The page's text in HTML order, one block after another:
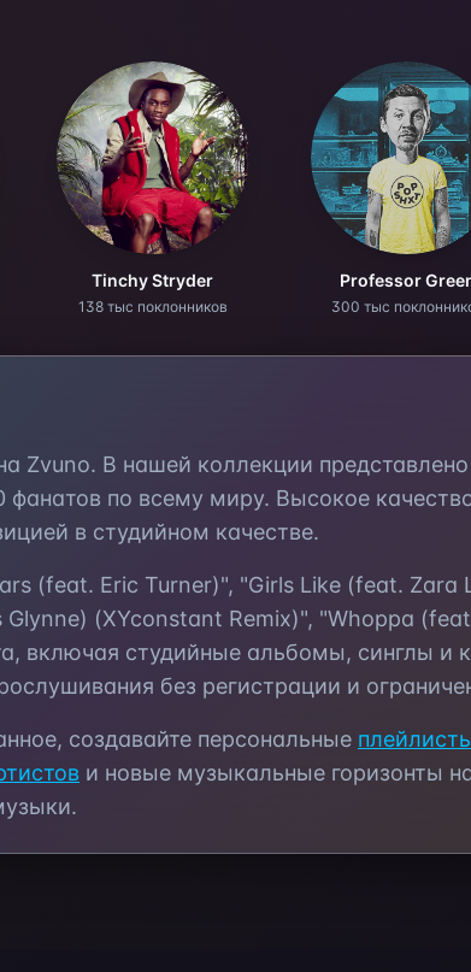
Tinchy Stryder
138 тыс поклонников
Professor
300 тыс
Zvuno. В нашей коллекции представлено
фанатов по всему миру. Высокое
в студийном качестве.
(feat. Eric Turner)", "Girls Like (feat. Zara
(XYconstant Remix)", "Whoppa
включая студийные альбомы, синглы и
без регистрации и
создавайте персональные
и новые музыкальные горизонты